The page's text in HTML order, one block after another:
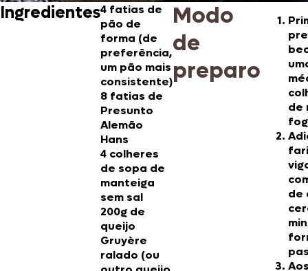
Ingredientes4 fatias de
pão de
forma (de
preferência,
um pão mais
consistente)
8 fatias de
Presunto
Alemão
Hans
4 colheres
de sopa de
manteiga
sem sal
200g de
queijo
Gruyère
ralado (ou
Modo
de
preparo
de
de